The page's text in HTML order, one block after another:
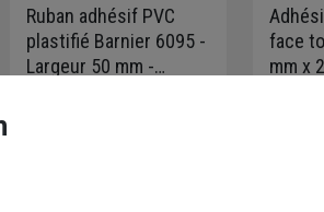
Ruban adhésif PVC
plastifié Barnier 6095 -
Largeur 50 mm -
face
mm x
Code :